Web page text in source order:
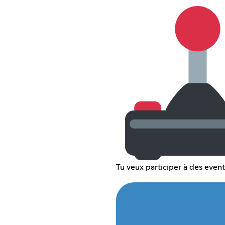
Tu veux participer à des